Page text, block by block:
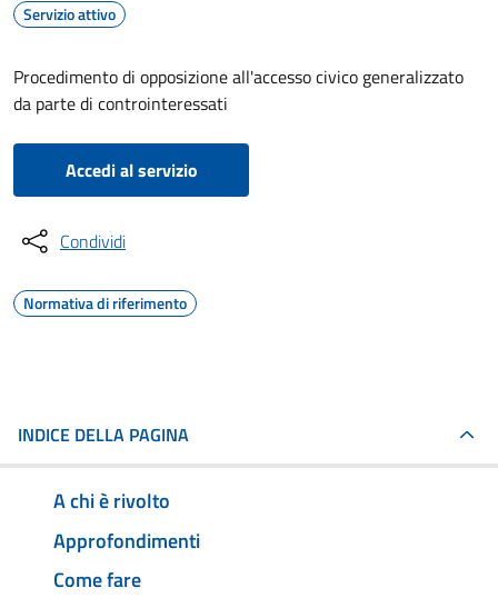
Servizio attivo
Procedimento di opposizione all'accesso civico generalizzato
da parte di controinteressati
Accedi al servizio
Condividi
Normativa di riferimento
INDICE DELLA PAGINA
A chi è rivolto
Approfondimenti
Come fare